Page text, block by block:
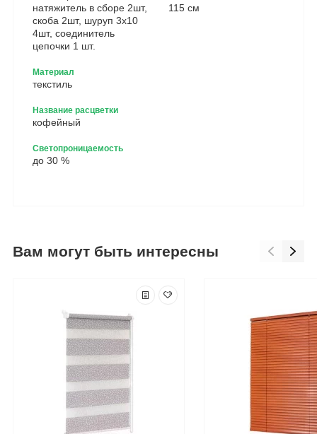
натяжитель в сборе 2шт,
скоба 2шт, шуруп 3х10
4шт, соединитель
цепочки 1 шт.
Материал
текстиль
Название расцветки
кофейный
Светопроницаемость
до 30 %
115 см
Вам могут быть интересны